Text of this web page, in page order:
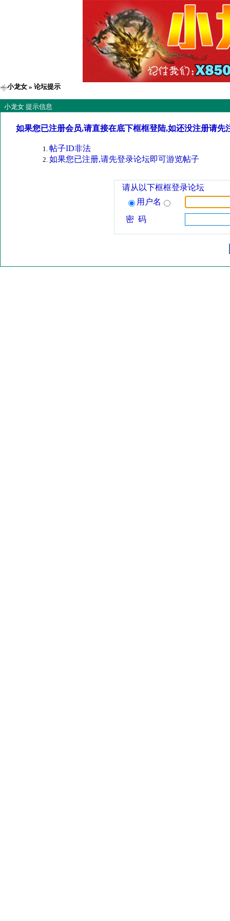
小龙女 » 论坛提示
小龙女 提示信息
如果您已注册会员,请直接在底下框框登陆,如还没注册请先
帖子ID非法
如果您已注册,请先登录论坛即可游览帖子
请从以下框框登录论坛
用户名
密 码